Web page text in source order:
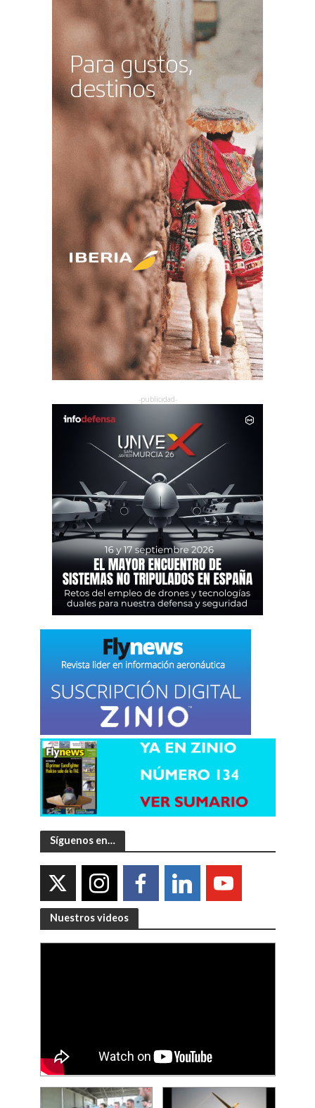
Síguenos en…
Nuestros videos